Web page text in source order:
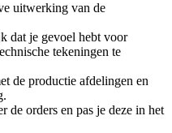
uitwerking van de
dat je gevoel hebt voor
tekeningen te
de productie afdelingen en
de orders en pas je deze in het